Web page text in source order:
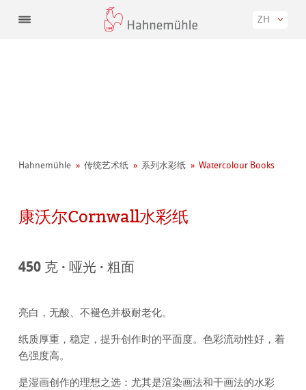
ZH
Hahnemühle 传统艺术纸 系列水彩纸 Watercolour Books
康沃尔Cornwall水彩纸
450 克 · 哑光 · 粗面
亮白，无酸、不褪色并极耐老化。
纸质厚重，稳定，提升创作时的平面度。色彩流动性好，着
色强度高。
是湿画创作的理想之选：尤其是渲染画法和干画法的水彩